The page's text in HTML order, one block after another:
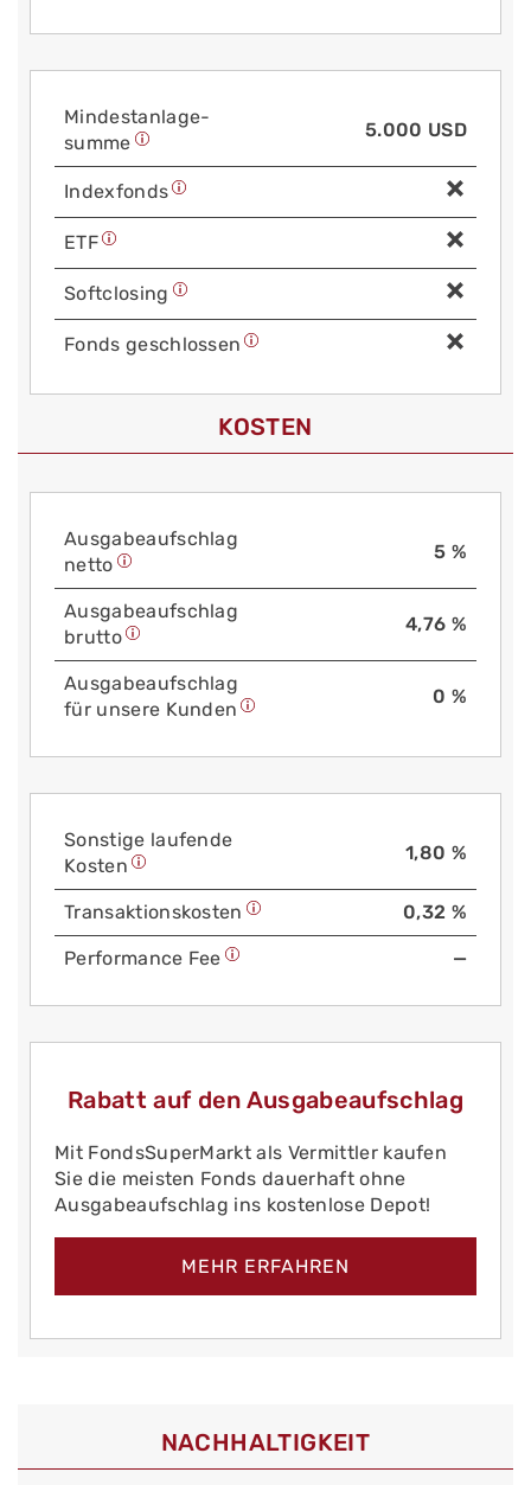
Mindest­anlage­
summe
5.000 USD
Index­fonds
ETF
Soft­closing
Fonds geschlossen
KOSTEN
Aus­gabe­auf­schlag
netto
5 %
Aus­gabe­auf­schlag
brutto
4,76 %
Aus­gabe­auf­schlag
für unsere Kunden
0 %
Sonstige laufende
Kosten
1,80 %
Trans­aktions­kosten 0,32 %
Performance Fee —
Rabatt auf den Ausgabeaufschlag
Mit FondsSuperMarkt als Vermittler kaufen
Sie die meisten Fonds dauerhaft ohne
Ausgabeaufschlag ins kostenlose Depot!
MEHR ERFAHREN
NACHHALTIGKEIT